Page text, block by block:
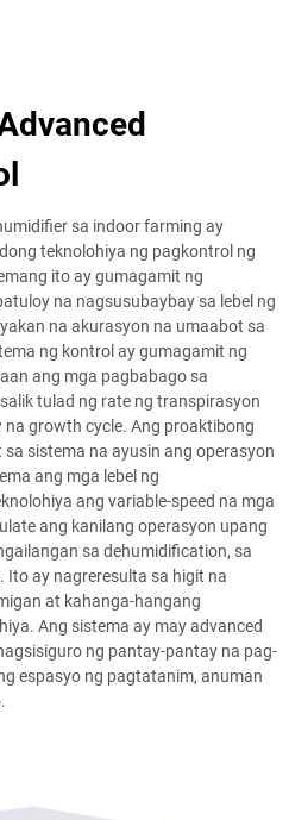
sa indoor farming ay
teknolohiya ng pagkontrol ng
ito ay gumagamit ng
na nagsusubaybay sa lebel ng
na akurasyon na umaabot sa
ng kontrol ay gumagamit ng
ang mga pagbabago sa
tulad ng rate ng transpirasyon
growth cycle. Ang proaktibong
sistema na ayusin ang operasyon
ang mga lebel ng
ang variable-speed na mga
ang kanilang operasyon upang
sa dehumidification, sa
Ito ay nagreresulta sa higit na
at kahanga-hangang
Ang sistema ay may advanced
ng pantay-pantay na pag-
espasyo ng pagtatanim, anuman